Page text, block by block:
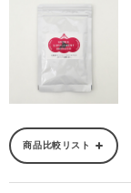
商品比較リスト